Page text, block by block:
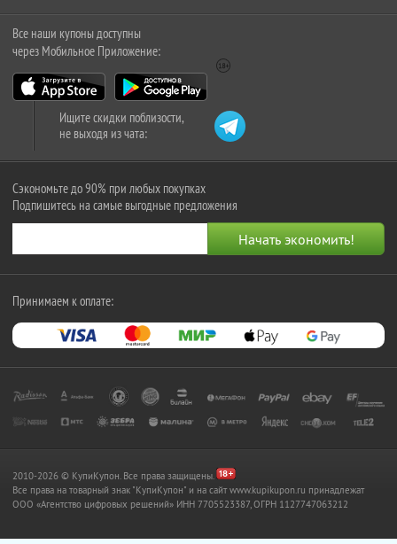
Все наши купоны доступны
через Мобильное Приложение:
Ищите скидки поблизости,
не выходя из чата:
Сэкономьте до 90% при любых покупках
Подпишитесь на самые выгодные предложения
Принимаем к оплате:
2010-2026 © КупиКупон. Все права защищены.
Все права на товарный знак "КупиКупон" и на сайт www.kupikupon.ru принадлежат
OOO «Агентство цифровых решений» ИНН 7705523387, ОГРН 1127747063212